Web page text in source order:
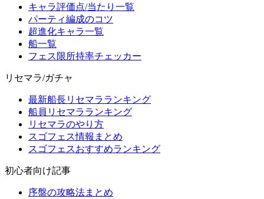
キャラ評価点/当たり一覧
パーティ編成のコツ
超進化キャラ一覧
船一覧
フェス限所持率チェッカー
リセマラ/ガチャ
最新船長リセマラランキング
船員リセマラランキング
リセマラのやり方
スゴフェス情報まとめ
スゴフェスおすすめランキング
初心者向け記事
序盤の攻略法まとめ